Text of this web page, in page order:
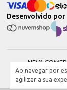
Ao navegar por
agilizar a sua
Desenvolvido por
NEVA